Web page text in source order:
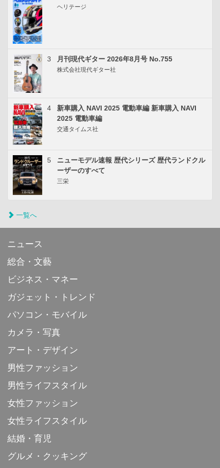
ヘリテージ
3 月刊現代ギター 2026年8月号 No.755
株式会社現代ギター社
4
新車購入 NAVI 2025 電動車編 新車購入 NAVI
2025 電動車編
交通タイムス社
5
ニューモデル速報 歴代シリーズ 歴代ランドクル
ーザーのすべて
三栄
一覧へ
ニュース
総合・文藝
ビジネス・マネー
ガジェット・トレンド
パソコン・モバイル
カメラ・写真
アート・デザイン
男性ファッション
男性ライフスタイル
女性ファッション
女性ライフスタイル
結婚・育児
グルメ・クッキング